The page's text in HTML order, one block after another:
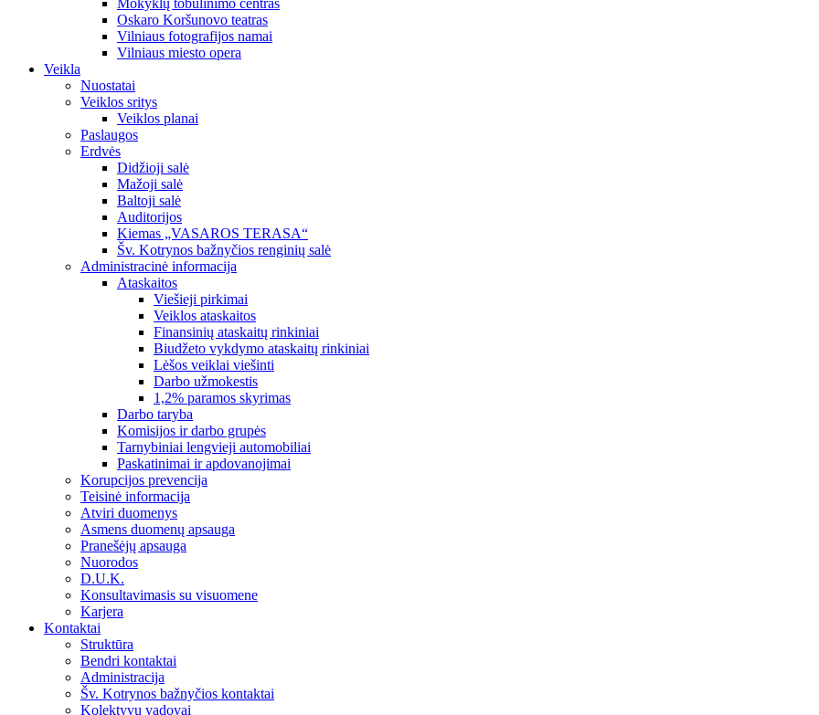
Mokyklų tobulinimo centras
Oskaro Koršunovo teatras
Vilniaus fotografijos namai
Vilniaus miesto opera
Veikla
Nuostatai
Veiklos sritys
Veiklos planai
Paslaugos
Erdvės
Didžioji salė
Mažoji salė
Baltoji salė
Auditorijos
Kiemas „VASAROS TERASA“
Šv. Kotrynos bažnyčios renginių salė
Administracinė informacija
Ataskaitos
Viešieji pirkimai
Veiklos ataskaitos
Finansinių ataskaitų rinkiniai
Biudžeto vykdymo ataskaitų rinkiniai
Lėšos veiklai viešinti
Darbo užmokestis
1,2% paramos skyrimas
Darbo taryba
Komisijos ir darbo grupės
Tarnybiniai lengvieji automobiliai
Paskatinimai ir apdovanojimai
Korupcijos prevencija
Teisinė informacija
Atviri duomenys
Asmens duomenų apsauga
Pranešėjų apsauga
Nuorodos
D.U.K.
Konsultavimasis su visuomene
Karjera
Kontaktai
Struktūra
Bendri kontaktai
Administracija
Šv. Kotrynos bažnyčios kontaktai
Kolektyvų vadovai